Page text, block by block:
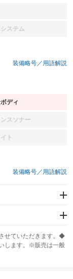
ステム
装備略号／用語解説
ディ
スソナー
ト
装備略号／用語解説
せていただきます。◆
します。※販売は一般